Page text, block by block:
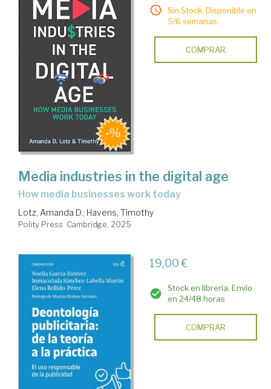
Sin Stock. Disponible en
5/6 semanas.
COMPRAR
Media industries in the digital age
how media businesses work today
Lotz, Amanda D.; Havens, Timothy
Polity Press. Cambridge, 2025
19,00 €
Stock en librería. Envío
en 24/48 horas
COMPRAR